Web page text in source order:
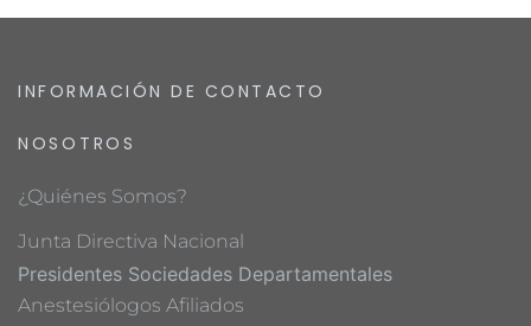
INFORMACIÓN DE CONTACTO
NOSOTROS
¿Quiénes Somos?
Junta Directiva Nacional
Presidentes Sociedades Departamentales
Anestesiólogos Afiliados